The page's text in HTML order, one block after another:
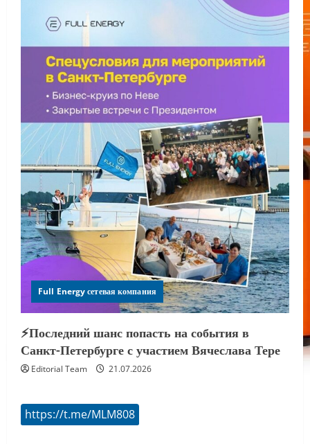
Full Energy сетевая компания
⚡️Последний шанс попасть на события в
Санкт-Петербурге с участием Вячеслава Тере
Editorial Team 21.07.2026
https://t.me/MLM808